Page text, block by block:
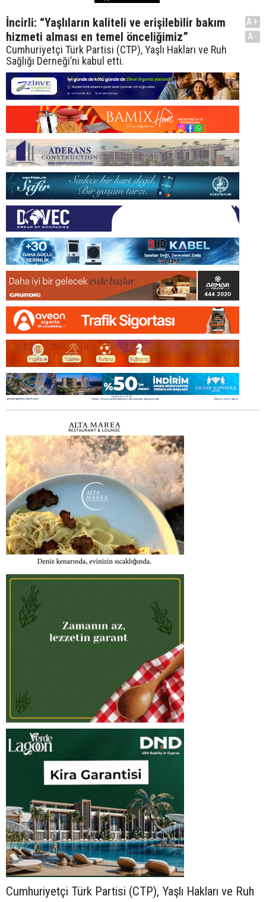
İncirli: “Yaşlıların kaliteli ve erişilebilir bakım
hizmeti alması en temel önceliğimiz”
Cumhuriyetçi Türk Partisi (CTP), Yaşlı Hakları ve Ruh
Sağlığı Derneği’ni kabul etti.
A+
A-
Cumhuriyetçi Türk Partisi (CTP), Yaşlı Hakları ve Ruh